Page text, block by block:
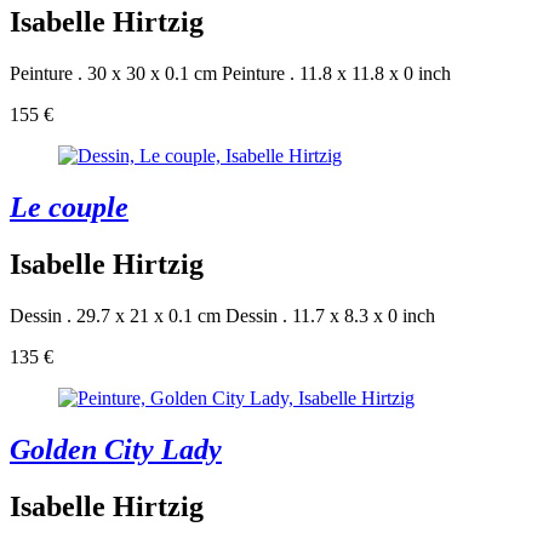
Isabelle Hirtzig
Peinture . 30 x 30 x 0.1 cm Peinture . 11.8 x 11.8 x 0 inch
155 €
Le couple
Isabelle Hirtzig
Dessin . 29.7 x 21 x 0.1 cm Dessin . 11.7 x 8.3 x 0 inch
135 €
Golden City Lady
Isabelle Hirtzig